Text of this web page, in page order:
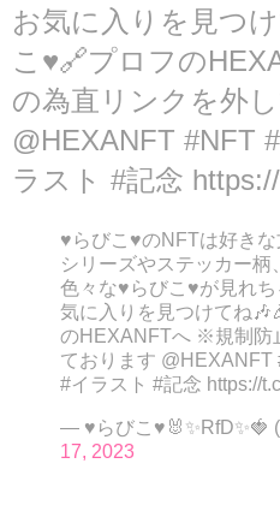
お気に入りを見つ
こ♥🔗プロフの
の為直リンクを外
@HEXANFT #NFT
ラスト #記念
♥らびこ♥のNFTは好き
シリーズやステッカー
色々な♥らびこ♥が見れ
気に入りを見つけてね
のHEXANFTへ ※規制防
ております @HEXANFT
#イラスト #記念 https://
— ♥らびこ♥🐰✨RfD✨🍓
17, 2023